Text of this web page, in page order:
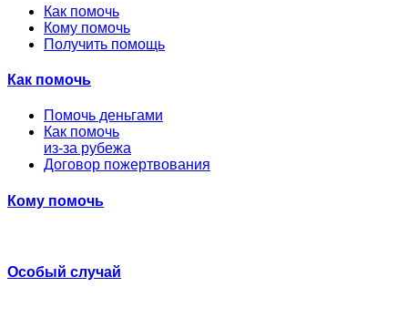
Как помочь
Кому помочь
Получить помощь
Как помочь
Помочь деньгами
Как помочь
из-за рубежа
Договор пожертвования
Кому помочь
Особый случай